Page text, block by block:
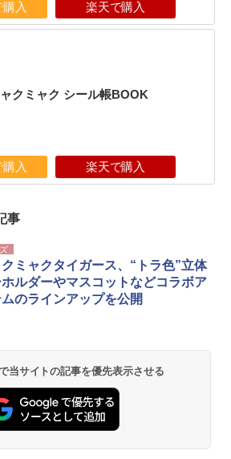
入 楽天で購入
ャクミャク シール帳BOOK
入 楽天で購入
事
クミャクタイガース、“トラ色”立体
ルダーやマスコットなどコラボア
のラインアップを公開
当サイトの記事を優先表示させる